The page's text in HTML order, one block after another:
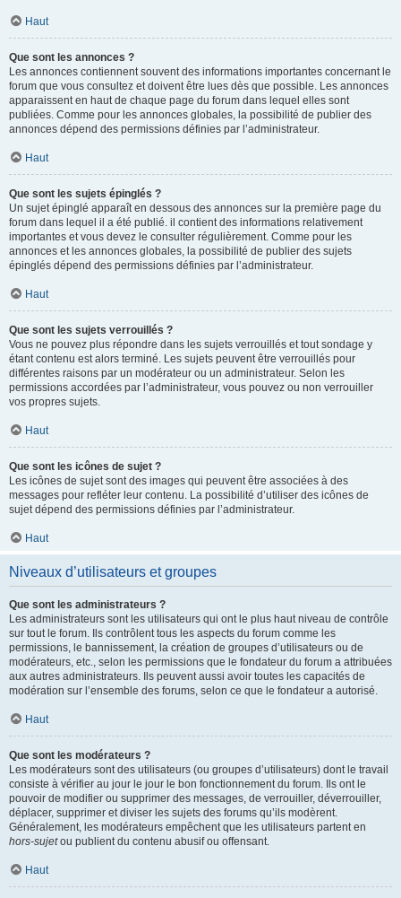
Haut
Que sont les annonces ?
Les annonces contiennent souvent des informations importantes concernant le
forum que vous consultez et doivent être lues dès que possible. Les annonces
apparaissent en haut de chaque page du forum dans lequel elles sont
publiées. Comme pour les annonces globales, la possibilité de publier des
annonces dépend des permissions définies par l’administrateur.
Haut
Que sont les sujets épinglés ?
Un sujet épinglé apparaît en dessous des annonces sur la première page du
forum dans lequel il a été publié. il contient des informations relativement
importantes et vous devez le consulter régulièrement. Comme pour les
annonces et les annonces globales, la possibilité de publier des sujets
épinglés dépend des permissions définies par l’administrateur.
Haut
Que sont les sujets verrouillés ?
Vous ne pouvez plus répondre dans les sujets verrouillés et tout sondage y
étant contenu est alors terminé. Les sujets peuvent être verrouillés pour
différentes raisons par un modérateur ou un administrateur. Selon les
permissions accordées par l’administrateur, vous pouvez ou non verrouiller
vos propres sujets.
Haut
Que sont les icônes de sujet ?
Les icônes de sujet sont des images qui peuvent être associées à des
messages pour refléter leur contenu. La possibilité d’utiliser des icônes de
sujet dépend des permissions définies par l’administrateur.
Haut
Niveaux d’utilisateurs et groupes
Que sont les administrateurs ?
Les administrateurs sont les utilisateurs qui ont le plus haut niveau de contrôle
sur tout le forum. Ils contrôlent tous les aspects du forum comme les
permissions, le bannissement, la création de groupes d’utilisateurs ou de
modérateurs, etc., selon les permissions que le fondateur du forum a attribuées
aux autres administrateurs. Ils peuvent aussi avoir toutes les capacités de
modération sur l’ensemble des forums, selon ce que le fondateur a autorisé.
Haut
Que sont les modérateurs ?
Les modérateurs sont des utilisateurs (ou groupes d’utilisateurs) dont le travail
consiste à vérifier au jour le jour le bon fonctionnement du forum. Ils ont le
pouvoir de modifier ou supprimer des messages, de verrouiller, déverrouiller,
déplacer, supprimer et diviser les sujets des forums qu’ils modèrent.
Généralement, les modérateurs empêchent que les utilisateurs partent en
hors-sujetou publient du contenu abusif ou offensant.
Haut